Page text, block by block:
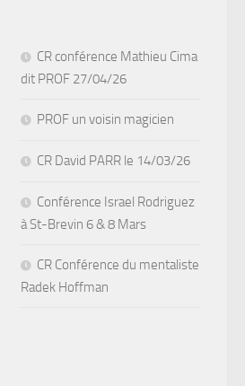
CR conférence Mathieu Cima
dit PROF 27/04/26
PROF un voisin magicien
CR David PARR le 14/03/26
Conférence Israel Rodriguez
à St-Brevin 6 & 8 Mars
CR Conférence du mentaliste
Radek Hoffman